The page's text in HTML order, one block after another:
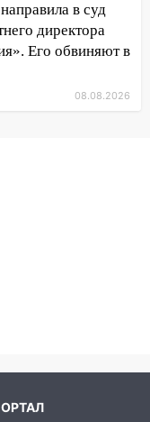
дерево
деревья,
град:
под
контроль
на улице
дело
июля
в суд
директора
Его обвиняют в
08.08.2026